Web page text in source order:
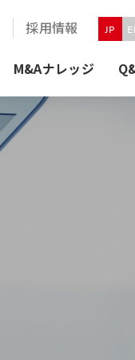
採用情報 JP
M&Aナレッジ